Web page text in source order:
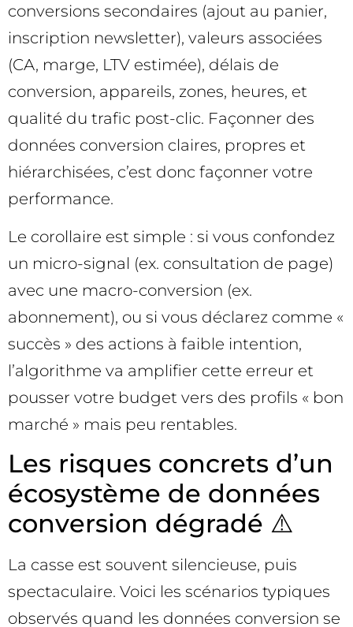
conversions secondaires (ajout au panier,
inscription newsletter), valeurs associées
(CA, marge, LTV estimée), délais de
conversion, appareils, zones, heures, et
qualité du trafic post-clic. Façonner des
données conversion claires, propres et
hiérarchisées, c’est donc façonner votre
performance.
Le corollaire est simple : si vous confondez
un micro-signal (ex. consultation de page)
avec une macro-conversion (ex.
abonnement), ou si vous déclarez comme «
succès » des actions à faible intention,
l’algorithme va amplifier cette erreur et
pousser votre budget vers des profils « bon
marché » mais peu rentables.
Les risques concrets d’un
écosystème de données
conversion dégradé ⚠️
La casse est souvent silencieuse, puis
spectaculaire. Voici les scénarios typiques
observés quand les données conversion se